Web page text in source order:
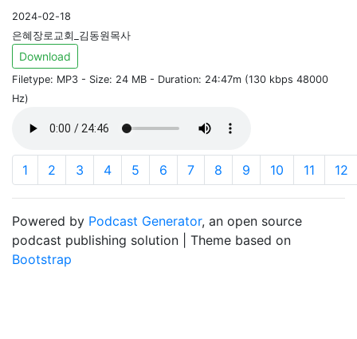
2024-02-18
은혜장로교회_김동원목사
Download
Filetype: MP3 - Size: 24 MB - Duration: 24:47m (130 kbps 48000
Hz)
1 2 3 4 5 6 7 8 9 10 11 12
Powered by Podcast Generator, an open source
podcast publishing solution | Theme based on
Bootstrap